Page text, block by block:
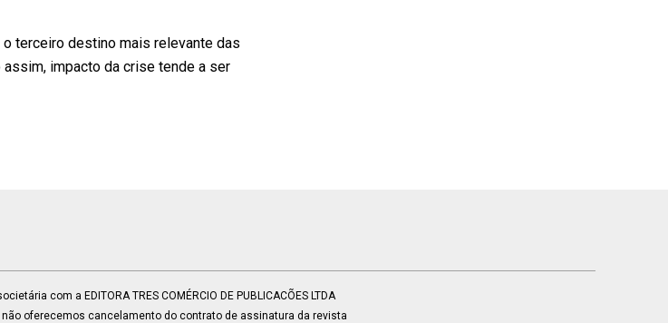
terceiro destino mais relevante das
impacto da crise tende a ser
com a EDITORA TRES COMÉRCIO DE PUBLICACÕES LTDA
oferecemos cancelamento do contrato de assinatura da revista